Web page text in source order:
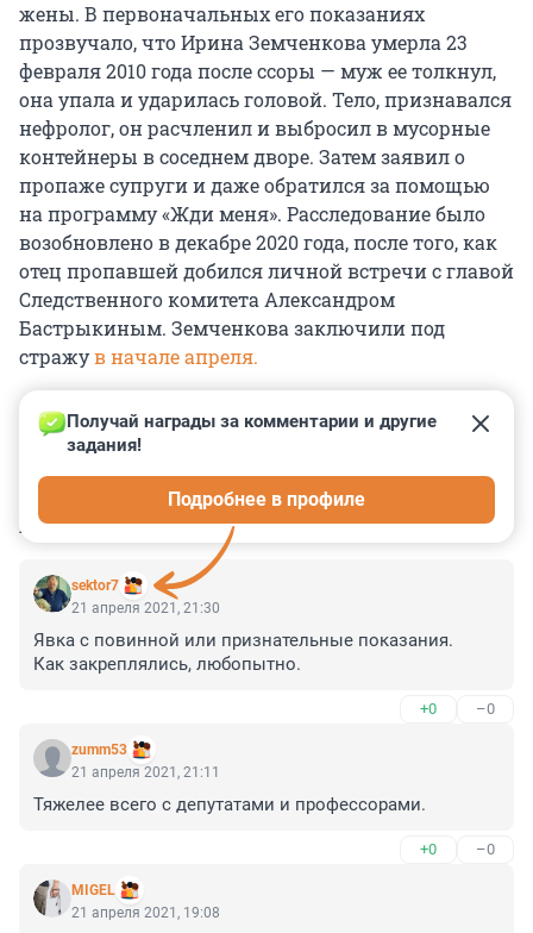
жены. В первоначальных его показаниях
прозвучало, что Ирина Земченкова умерла 23
февраля 2010 года после ссоры — муж ее толкнул,
она упала и ударилась головой. Тело, признавался
нефролог, он расчленил и выбросил в мусорные
контейнеры в соседнем дворе. Затем заявил о
пропаже супруги и даже обратился за помощью
на программу «Жди меня». Расследование было
возобновлено в декабре 2020 года, после того, как
отец пропавшей добился личной встречи с главой
Следственного комитета Александром
Бастрыкиным. Земченкова заключили под
стражув начале апреля.
КОММЕНТАРИИ 14
sektor7
Получай награды за комментарии и другие
задания!
Подробнее в профиле
21 апреля 2021, 21:30
Явка с повинной или признательные показания.
Как закреплялись, любопытно.
+0 –0
zumm53
21 апреля 2021, 21:11
Тяжелее всего с депутатами и профессорами.
+0 –0
MIGEL
21 апреля 2021, 19:08